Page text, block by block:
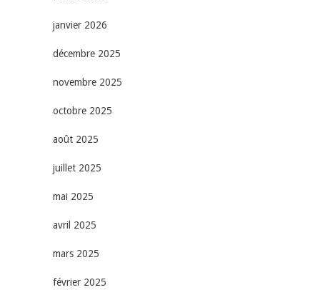
janvier 2026
décembre 2025
novembre 2025
octobre 2025
août 2025
juillet 2025
mai 2025
avril 2025
mars 2025
février 2025